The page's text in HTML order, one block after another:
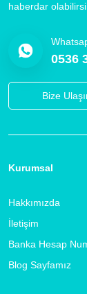
haberdar
0536
Bize
Kurumsal
Hakkımızda
İletişim
Banka Hesap
Blog Sayfamız